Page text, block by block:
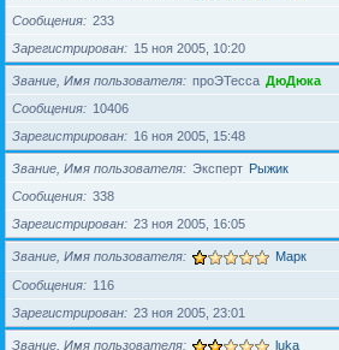
Сообщения
233
Зарегистрирован
15 ноя 2005, 10:20
Звание, Имя пользователя проЭТесса ДюДюка
Сообщения
10406
Зарегистрирован
16 ноя 2005, 15:48
Звание, Имя пользователя Эксперт Рыжик
Сообщения
338
Зарегистрирован
23 ноя 2005, 16:05
Звание, Имя пользователя Марк
Сообщения
116
Зарегистрирован
23 ноя 2005, 23:01
Звание, Имя пользователя luka